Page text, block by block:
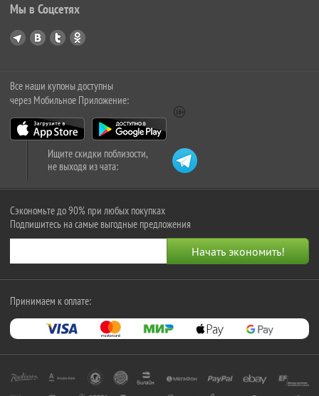
Мы в Соцсетях
Все наши купоны доступны
через Мобильное Приложение:
Ищите скидки поблизости,
не выходя из чата:
Сэкономьте до 90% при любых покупках
Подпишитесь на самые выгодные предложения
Принимаем к оплате: